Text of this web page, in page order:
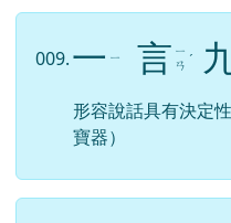
009.一 ㄧ 言 ㄧ
ㄢ ˊ
形容說話具有決定
寶器）